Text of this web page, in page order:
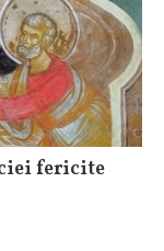
fericite